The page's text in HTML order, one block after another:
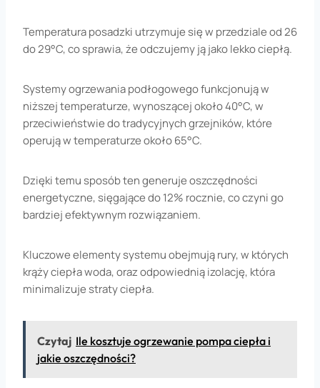
Temperatura posadzki utrzymuje się w przedziale od 26
do 29°C, co sprawia, że odczujemy ją jako lekko ciepłą.
Systemy ogrzewania podłogowego funkcjonują w
niższej temperaturze, wynoszącej około 40°C, w
przeciwieństwie do tradycyjnych grzejników, które
operują w temperaturze około 65°C.
Dzięki temu sposób ten generuje oszczędności
energetyczne, sięgające do 12% rocznie, co czyni go
bardziej efektywnym rozwiązaniem.
Kluczowe elementy systemu obejmują rury, w których
krąży ciepła woda, oraz odpowiednią izolację, która
minimalizuje straty ciepła.
Czytaj Ile kosztuje ogrzewanie pompa ciepła i
jakie oszczędności?